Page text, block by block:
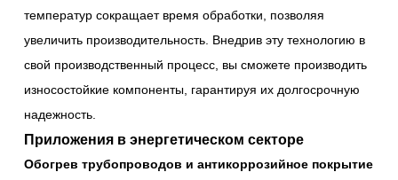
температур сокращает время обработки, позволяя
увеличить производительность. Внедрив эту технологию в
свой производственный процесс, вы сможете производить
износостойкие компоненты, гарантируя их долгосрочную
надежность.
Приложения в энергетическом секторе
Обогрев трубопроводов и антикоррозийное покрытие